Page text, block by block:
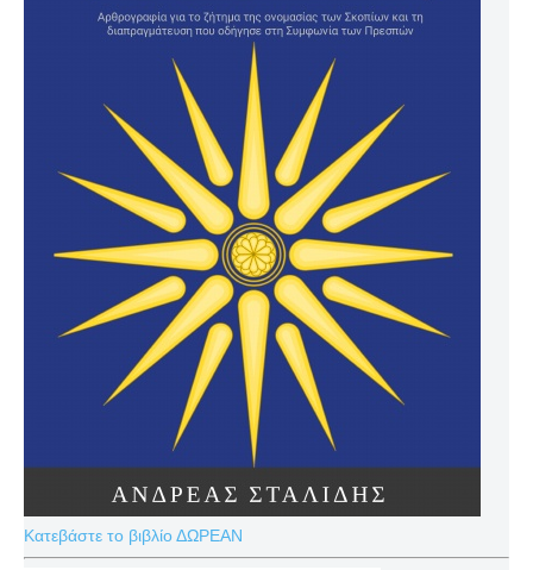
Κατεβάστε το βιβλίο ΔΩΡΕΑΝ